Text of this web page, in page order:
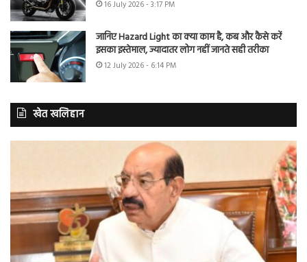
16 July 2026 - 3:17 PM
जानिए Hazard Light का क्या काम है, कब और कैसे करें
इसका इस्तेमाल, ज्यादातर लोग नहीं जानते सही तरीका
12 July 2026 - 6:14 PM
खेत खलिहान